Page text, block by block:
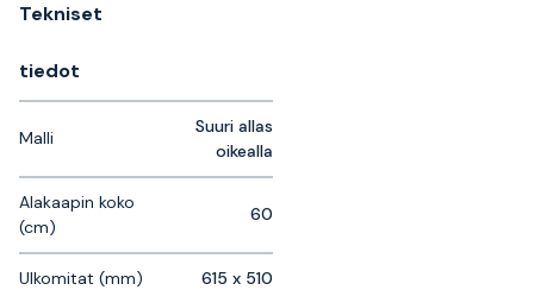
Tekniset
tiedot
Malli
Suuri allas
oikealla
Alakaapin koko
(cm)
60
Ulkomitat (mm) 615 x 510